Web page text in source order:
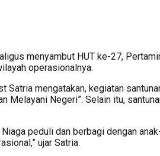
menyambut HUT ke-27,
operasionalnya.
mengatakan, kegiatan
Melayani Negeri”. Selain itu,
peduli dan berbagi dengan
ujar Satria.